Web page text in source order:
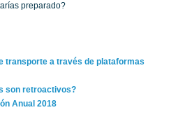
preparado?
transporte a través de plataformas
son retroactivos?
Anual 2018